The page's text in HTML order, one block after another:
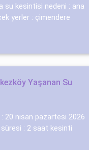
su kesintisi nedeni : ana
yerler : çi̇mendere
Yaşanan Su
20 nisan pazartesi 2026
: 2 saat kesinti